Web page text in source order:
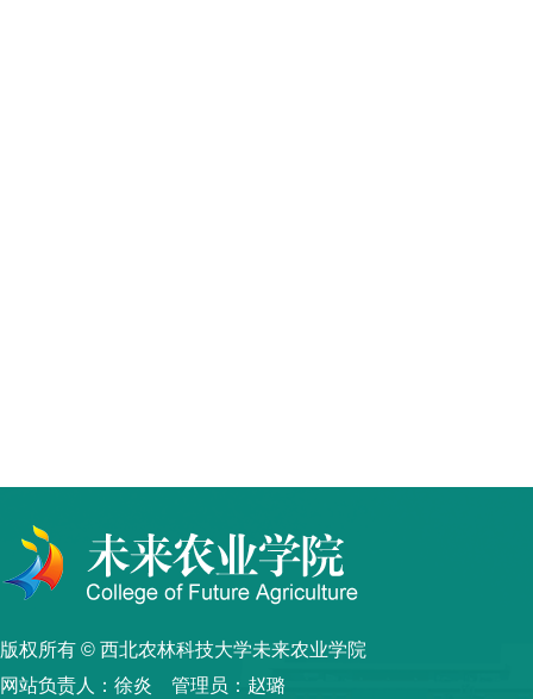
版权所有 © 西北农林科技大学未来农业学院
网站负责人：徐炎 管理员：赵璐